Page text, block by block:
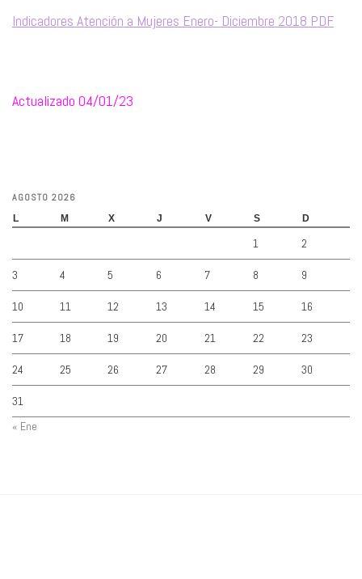
Indicadores Atención a Mujeres Enero- Diciembre 2018 PDF
Actualizado 04/01/23
AGOSTO 2026
L M X J V S D
1 2
3 4 5 6 7 8 9
10 11 12 13 14 15 16
17 18 19 20 21 22 23
24 25 26 27 28 29 30
31
« Ene